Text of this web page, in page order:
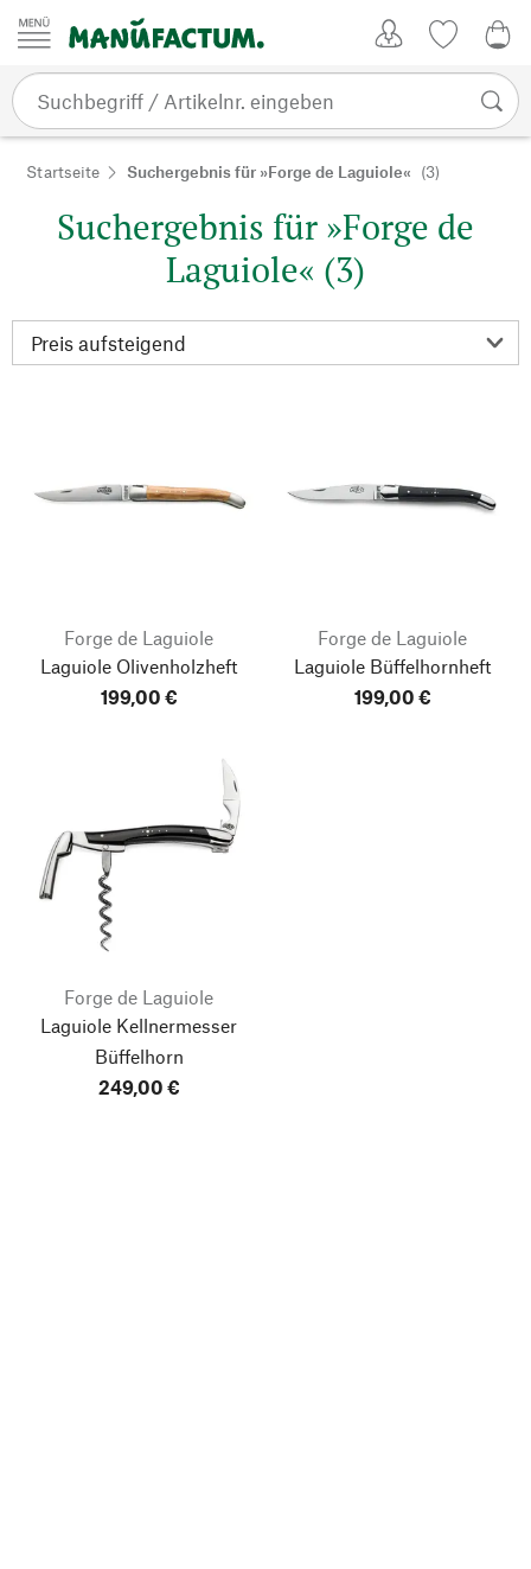
Zum Inhalt springen
Startseite Suchergebnis für »Forge de Laguiole« (3)
Suchergebnis für »Forge de
Laguiole« (3)
Forge de Laguiole
Laguiole Olivenholzheft
199,00 €
Forge de Laguiole
Laguiole Büffelhornheft
199,00 €
Forge de Laguiole
Laguiole Kellnermesser
Büffelhorn
249,00 €